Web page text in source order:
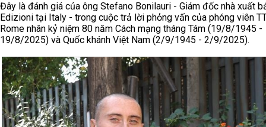
Đây là đánh giá của ông Stefano Bonilauri - Giám đốc nhà xuất
Edizioni tại Italy - trong cuộc trả lời phỏng vấn của phóng viên
Rome nhân kỷ niệm 80 năm Cách mạng tháng Tám (19/8/1945 -
19/8/2025) và Quốc khánh Việt Nam (2/9/1945 - 2/9/2025).